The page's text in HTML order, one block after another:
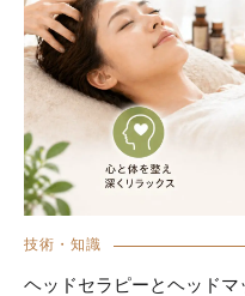
技術・知識
ヘッドセラピーとヘッド